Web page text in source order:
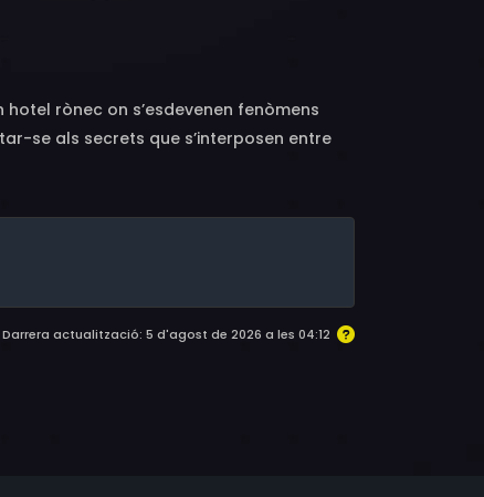
Ali Hosseini, Boshra Haghighi, Hana
rònec on s’esdevenen fenòmens
se als secrets que s’interposen entre
Darrera actualització: 5 d'agost de 2026 a les 04:12